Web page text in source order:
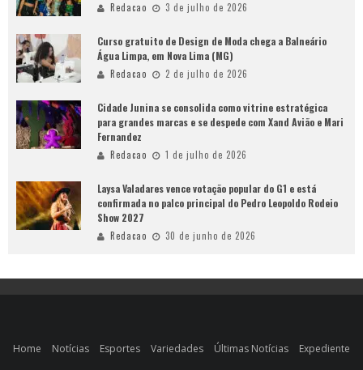
Redacao 3 de julho de 2026
Curso gratuito de Design de Moda chega a Balneário
Água Limpa, em Nova Lima (MG)
Redacao 2 de julho de 2026
Cidade Junina se consolida como vitrine estratégica
para grandes marcas e se despede com Xand Avião e Mari
Fernandez
Redacao 1 de julho de 2026
Laysa Valadares vence votação popular do G1 e está
confirmada no palco principal do Pedro Leopoldo Rodeio
Show 2027
Redacao 30 de junho de 2026
Home Notícias Esportes Variedades Últimas Notícias Expediente